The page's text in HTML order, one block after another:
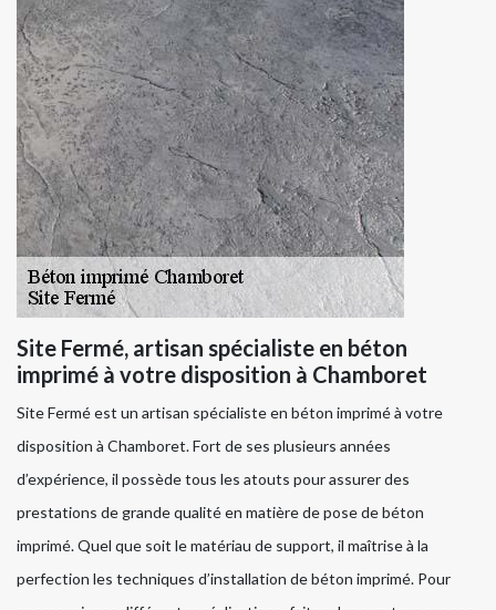
Site Fermé, artisan spécialiste en béton
imprimé à votre disposition à Chamboret
Site Fermé est un artisan spécialiste en béton imprimé à votre
disposition à Chamboret. Fort de ses plusieurs années
d’expérience, il possède tous les atouts pour assurer des
prestations de grande qualité en matière de pose de béton
imprimé. Quel que soit le matériau de support, il maîtrise à la
perfection les techniques d’installation de béton imprimé. Pour